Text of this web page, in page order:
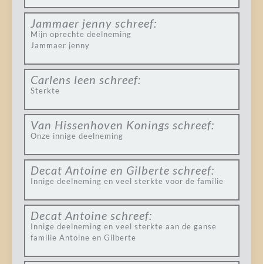
Jammaer jenny schreef:
Mijn oprechte deelneming
Jammaer jenny
Carlens leen schreef:
Sterkte
Van Hissenhoven Konings schreef:
Onze innige deelneming
Decat Antoine en Gilberte schreef:
Innige deelneming en veel sterkte voor de familie
Decat Antoine schreef:
Innige deelneming en veel sterkte aan de ganse
familie Antoine en Gilberte